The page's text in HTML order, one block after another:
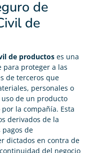
de
de
de productos es una
para proteger a las
de terceros que
personales o
uso de un producto
la compañía. Esta
derivados de la
pagos de
dictados en contra de
del negocio